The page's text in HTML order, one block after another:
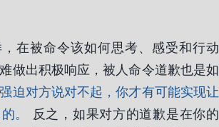
，在被命令该如何思考、感受和行动
做出积极响应，被人命令道歉也是如
迫对方说对不起，你才有可能实现让
。
反之，如果对方的道歉是在你的